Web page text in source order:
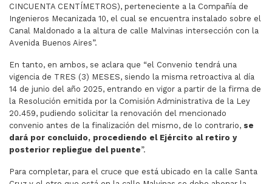
CINCUENTA CENTÍMETROS), perteneciente a la Compañía de
Ingenieros Mecanizada 10, el cual se encuentra instalado sobre el
Canal Maldonado a la altura de calle Malvinas intersección con la
Avenida Buenos Aires”.
En tanto, en ambos, se aclara que “el Convenio tendrá una
vigencia de TRES (3) MESES, siendo la misma retroactiva al día
14 de junio del año 2025, entrando en vigor a partir de la firma de
la Resolución emitida por la Comisión Administrativa de la Ley
20.459, pudiendo solicitar la renovación del mencionado
convenio antes de la finalización del mismo, de lo contrario, se
dará por concluido, procediendo el Ejército al retiro y
posterior repliegue del puente”.
Para completar, para el cruce que está ubicado en la calle Santa